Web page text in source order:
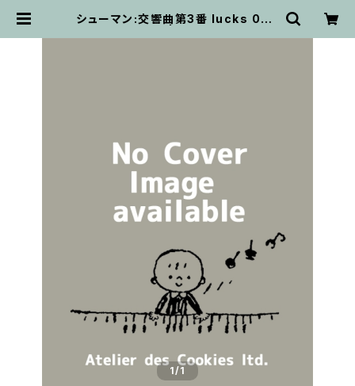
シューマン:交響曲第3番 lucks 066
1/1